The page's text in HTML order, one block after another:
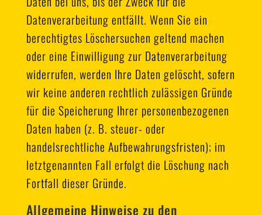
Datenverarbeitung entfällt. Wenn Sie ein
berechtigtes Löschersuchen geltend machen
oder eine Einwilligung zur Datenverarbeitung
widerrufen, werden Ihre Daten gelöscht, sofern
wir keine anderen rechtlich zulässigen Gründe
für die Speicherung Ihrer personenbezogenen
Daten haben (z. B. steuer- oder
handelsrechtliche Aufbewahrungsfristen); im
letztgenannten Fall erfolgt die Löschung nach
Fortfall dieser Gründe.
Allgemeine Hinweise zu den